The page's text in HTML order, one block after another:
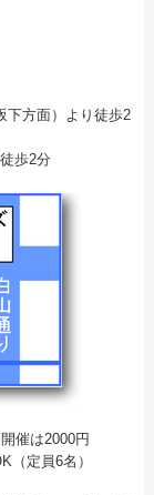
方面）より徒歩2
歩2分
催は2000円
定員6名）